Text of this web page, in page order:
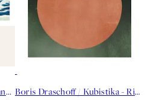
Hokusai - The Great Wave Landscape Poster Boris Draschoff / Kubistika - Rising Poster